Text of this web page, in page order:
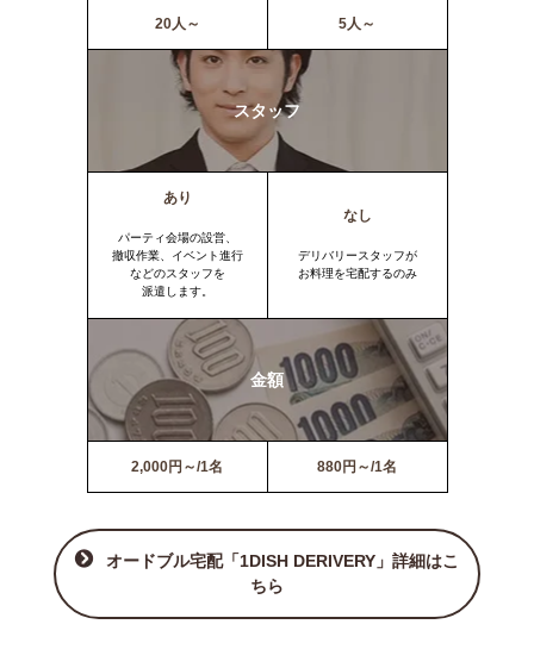
20人～ 5人～
スタッフ
あり
パーティ会場の設営、
撤収作業、イベント進行
などのスタッフを
派遣します。
なし
デリバリースタッフが
お料理を宅配するのみ
金額
2,000円～/1名 880円～/1名
オードブル宅配「1DISH DERIVERY」詳細はこ
ちら